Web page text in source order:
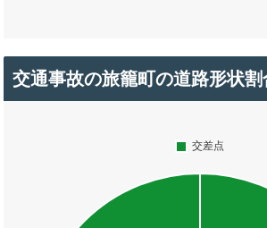
交通事故の旅籠町の道路形状割